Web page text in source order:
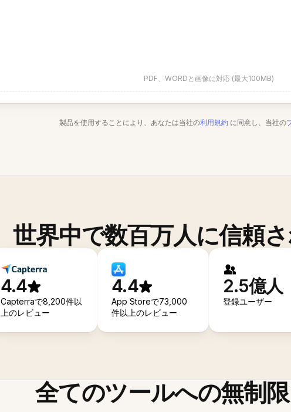
PDF、WORDと画像に対応 (最大100MB)
製品を使用することにより、あなたは当社の利用規約 に同意し、当社の
世界中で数百万人に信頼
4.4
Capterraで8,200件以
上のレビュー
4.4
App Storeで73,000
件以上のレビュー
2.5億人
登録ユーザー
全てのツールへの無制